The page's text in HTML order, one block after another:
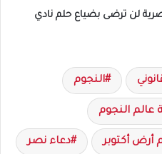
لن ترضى بضياع حلم نادي
النجوم
عالم النجوم
أرض أكتوبر دعاء نصر